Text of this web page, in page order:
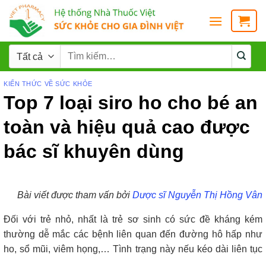
KIẾN THỨC VỀ SỨC KHỎE
Top 7 loại siro ho cho bé an
toàn và hiệu quả cao được
bác sĩ khuyên dùng
Bài viết được tham vấn bởi Dược sĩ Nguyễn Thị Hồng Vân
Đối với trẻ nhỏ, nhất là trẻ sơ sinh có sức đề kháng kém
thường dễ mắc các bệnh liên quan đến đường hô hấp như
ho, sổ mũi, viêm họng,… Tình trạng này nếu kéo dài liên tục